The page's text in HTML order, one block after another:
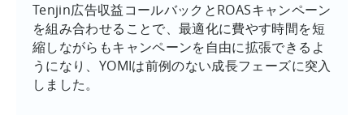
Tenjin広告収益コールバックとROASキャンペーン
を組み合わせることで、最適化に費やす時間を短
縮しながらもキャンペーンを自由に拡張できるよ
うになり、YOMIは前例のない成長フェーズに突入
しました。